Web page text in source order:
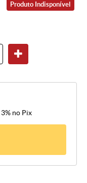
Produto Indisponível
3% no Pix